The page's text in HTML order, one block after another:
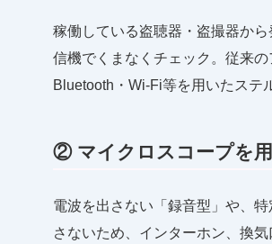
稼働している盗聴器・盗撮器か
信機でくまなくチェック。従来
Bluetooth・Wi-Fi等を用いたステ
② マイクロスコープを用
電波を出さない「録音型」や、
さないため、インターホン、換